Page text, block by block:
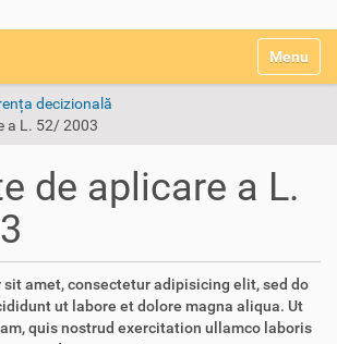
Toggle
decizională
a L. 52/ 2003
de aplicare a L.
sit amet, consectetur adipisicing elit, sed do
ut labore et dolore magna aliqua. Ut
quis nostrud exercitation ullamco laboris